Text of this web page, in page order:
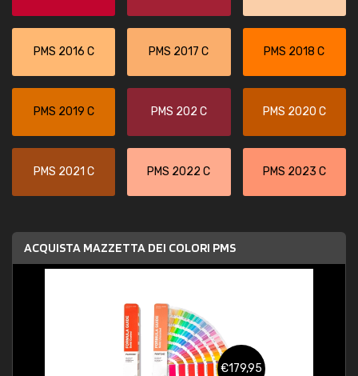
PMS 2016 C PMS 2017 C PMS 2018 C
PMS 2019 C PMS 202 C PMS 2020 C
PMS 2021 C PMS 2022 C PMS 2023 C
ACQUISTA MAZZETTA DEI COLORI PMS
€179,95